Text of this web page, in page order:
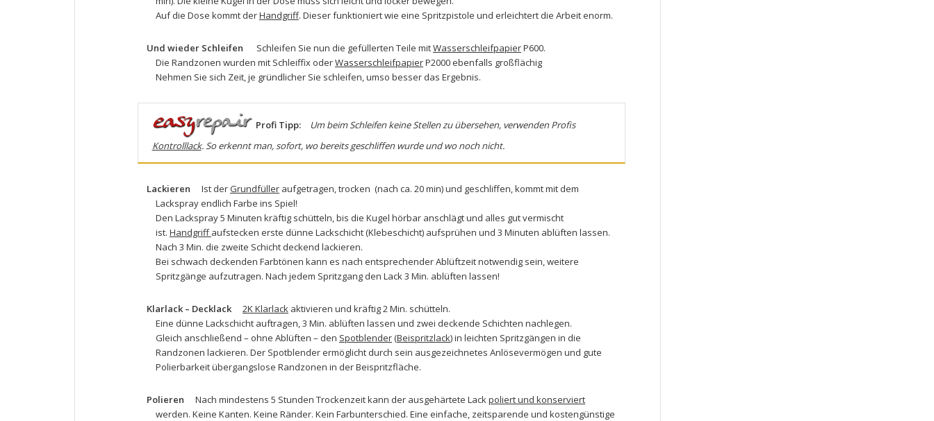
Auf die Dose kommt derHandgriff. Dieser funktioniert wie eine Spritzpistole und erleichtert die Arbeit enorm.
Und wieder Schleifen Schleifen Sie nun die gefüllerten Teile mitWasserschleifpapierP600.
Die Randzonen wurden mit Schleiffix oderWasserschleifpapierP2000 ebenfalls großflächig
Nehmen Sie sich Zeit, je gründlicher Sie schleifen, umso besser das Ergebnis.
Profi Tipp:
Um beim Schleifen keine Stellen zu übersehen, verwenden Profis
Kontrolllack. So erkennt man, sofort, wo bereits geschliffen wurde und wo noch nicht.
Lackieren Ist derGrundfüller aufgetragen, trocken (nach ca. 20 min) und geschliffen, kommt mit dem
Lacksprayendlich Farbe ins Spiel!
Den Lackspray 5 Minuten kräftig schütteln, bis die Kugel hörbar anschlägt und alles gut vermischt
ist. Handgriffaufstecken erste dünne Lackschicht (Klebeschicht) aufsprühen und 3 Minuten ablüften lassen.
Nach 3 Min. die zweite Schicht deckend lackieren.
Bei schwach deckenden Farbtönen kann es nach entsprechender Ablüftzeit notwendig sein, weitere
Spritzgänge aufzutragen. Nach jedem Spritzgang den Lack 3 Min. ablüften lassen!
Klarlack – Decklack 2K Klarlack aktivieren und kräftig 2 Min. schütteln.
Eine dünne Lackschicht auftragen, 3 Min. ablüften lassen und zwei deckende Schichten nachlegen.
Gleich anschließend – ohne Ablüften – den Spotblender(Beispritzlack) in leichten Spritzgängen in die
Randzonen lackieren. Der Spotblender ermöglicht durch sein ausgezeichnetes Anlösevermögen und gute
Polierbarkeit übergangslose Randzonen in der Beispritzfläche.
Polieren Nach mindestens 5 Stunden Trockenzeit kann der ausgehärtete Lackpoliert und konserviert
werden. Keine Kanten. Keine Ränder. Kein Farbunterschied. Eine einfache, zeitsparende und kostengünstige